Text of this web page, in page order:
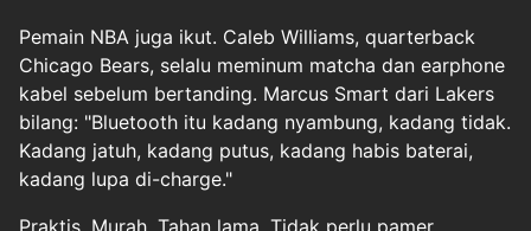
Pemain NBA juga ikut. Caleb Williams, quarterback
Chicago Bears, selalu meminum matcha dan earphone
kabel sebelum bertanding. Marcus Smart dari Lakers
bilang: "Bluetooth itu kadang nyambung, kadang tidak.
Kadang jatuh, kadang putus, kadang habis baterai,
kadang lupa di-charge."
Praktis. Murah. Tahan lama. Tidak perlu pamer.